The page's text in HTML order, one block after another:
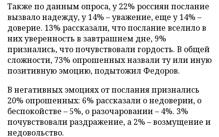
Также по данным опроса, у 22% россиян послание
вызвало надежду, у 14% – уважение, еще у 14% –
доверие. 13% рассказали, что послание вселило в
них уверенность в завтрашнем дне, 9%
признались, что почувствовали гордость. В общей
сложности, 73% опрошенных назвали ту или иную
позитивную эмоцию, подытожил Федоров.
В негативных эмоциях от послания признались
20% опрошенных: 6% рассказали о недоверии, о
беспокойстве – 5%, о разочаровании – 4%. 3%
почувствовали раздражение, а 2% – возмущение и
недовольство.